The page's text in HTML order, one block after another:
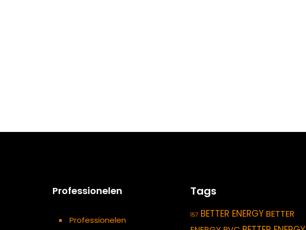
Professionelen
Professionelen
Tags
157 BETTER ENERGY BETTER